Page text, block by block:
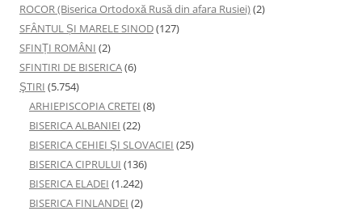
ROCOR (Biserica Ortodoxă Rusă din afara Rusiei)(2)
SFÂNTUL ȘI MARELE SINOD(127)
SFINȚI ROMÂNI (2)
SFINTIRI DE BISERICA(6)
ŞTIRI (5.754)
ARHIEPISCOPIA CRETEI (8)
BISERICA ALBANIEI (22)
BISERICA CEHIEI ŞI SLOVACIEI (25)
BISERICA CIPRULUI (136)
BISERICA ELADEI (1.242)
BISERICA FINLANDEI (2)